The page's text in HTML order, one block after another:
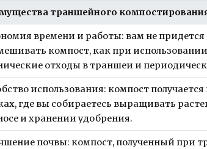
траншейного
времени и работы: вам не
компост, как при
отходы в траншеи и
использования: компост
где вы собираетесь выращивать
и хранении удобрения.
почвы: компост, полученный